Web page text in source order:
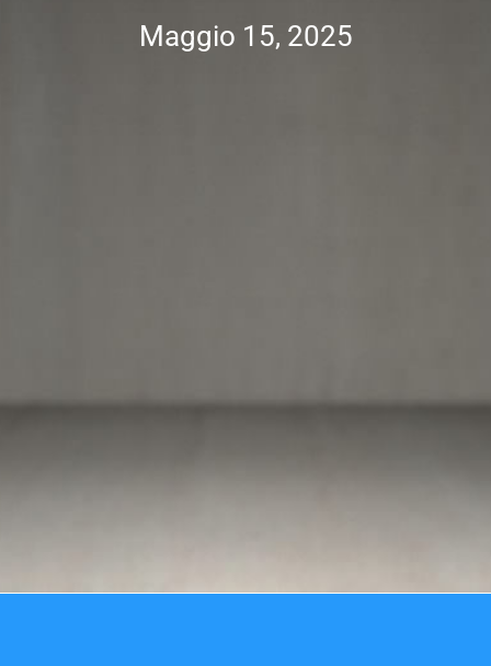
Maggio 15, 2025